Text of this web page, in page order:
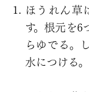
ほうれん草
す。根元を
らゆでる。
水につける